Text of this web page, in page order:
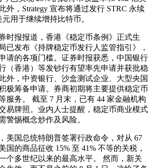
外，Strategy 宣布将通过发行 STRC 永续
用于继续增持比特币。
时报报道，香港《稳定币条例》正式生
已发布《持牌稳定币发行人监管指引》，
请的各项门槛。证券时报获悉，中国银行
（香港）等发钞行有望率先申请并获批稳
外，中资银行、沙盒测试企业、大型央国
极筹备申请。券商初期将主要提供稳定币
服务。 截至 7 月末，已有 44 家金融机构
易牌照。业内人士提醒，稳定币商业模式
警惕概念炒作及风险。
美国总统特朗普签署行政命令，对从 67
国的商品征收 15% 至 41% 不等的关税，
个多世纪以来的最高水平。 然而，新关